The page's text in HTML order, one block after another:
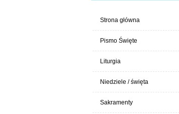
Strona główna
Pismo Święte
Liturgia
Niedziele / święta
Sakramenty